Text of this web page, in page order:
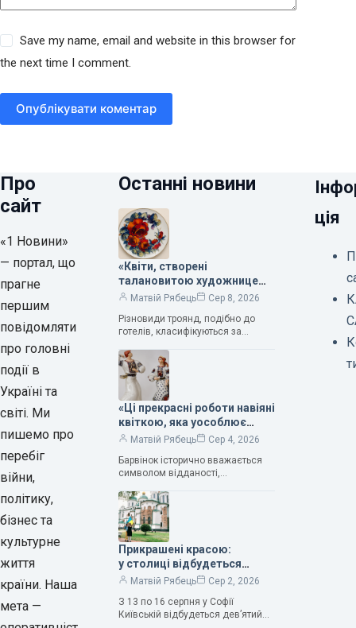
Save my name, email and website in this browser for
the next time I comment.
Опублікувати коментар
Про
сайт
«1 Новини»
— портал, що
прагне
першим
повідомляти
про головні
події в
Україні та
світі. Ми
пишемо про
перебіг
війни,
політику,
бізнес та
культурне
життя
країни. Наша
мета —
Останні новини
«Квіти, створені
талановитою художницею
Валентиною Трегубовою,
— колекціонерка Людмила
Карпінська-Романюк
Матвій Рябець
Сер 8, 2026
Різновиди троянд, подібно до
готелів, класифікуються за
класифікації квітів їх лише чотири.
Критерії оцінки включають
розмір…
«Ці прекрасні роботи навіяні
квіткою, яка уособлює
нескінченне кохання», —
Людмила Карпінська-
Романюк
Матвій Рябець
Сер 4, 2026
Барвінок історично вважається
символом відданості,
та тривалого подружнього союзу.
Саме тому ця рослина надихала і
продовжує надихати митців на
Прикрашені красою:
у столиці відбудеться
дев’ятий фестиваль
Матвій Рябець
Сер 2, 2026
З 13 по 16 серпня у Софії
Київській відбудеться дев’ятий
ція